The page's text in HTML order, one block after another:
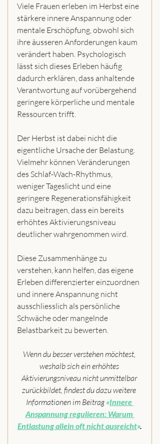
Viele Frauen erleben im Herbst eine
stärkere innere Anspannung oder
mentale Erschöpfung, obwohl sich
ihre äusseren Anforderungen kaum
verändert haben. Psychologisch
lässt sich dieses Erleben häufig
dadurch erklären, dass anhaltende
Verantwortung auf vorübergehend
geringere körperliche und mentale
Ressourcen trifft.
Der Herbst ist dabei nicht die
eigentliche Ursache der Belastung.
Vielmehr können Veränderungen
des Schlaf-Wach-Rhythmus,
weniger Tageslicht und eine
geringere Regenerationsfähigkeit
dazu beitragen, dass ein bereits
erhöhtes Aktivierungsniveau
deutlicher wahrgenommen wird.
Diese Zusammenhänge zu
verstehen, kann helfen, das eigene
Erleben differenzierter einzuordnen
und innere Anspannung nicht
ausschliesslich als persönliche
Schwäche oder mangelnde
Belastbarkeit zu bewerten.
Wenn du besser verstehen möchtest,
weshalb sich ein erhöhtes
Aktivierungsniveau nicht unmittelbar
zurückbildet, findest du dazu weitere
Informationen im Beitrag «Innere
Anspannung regulieren: Warum
Entlastung allein oft nicht ausreicht».